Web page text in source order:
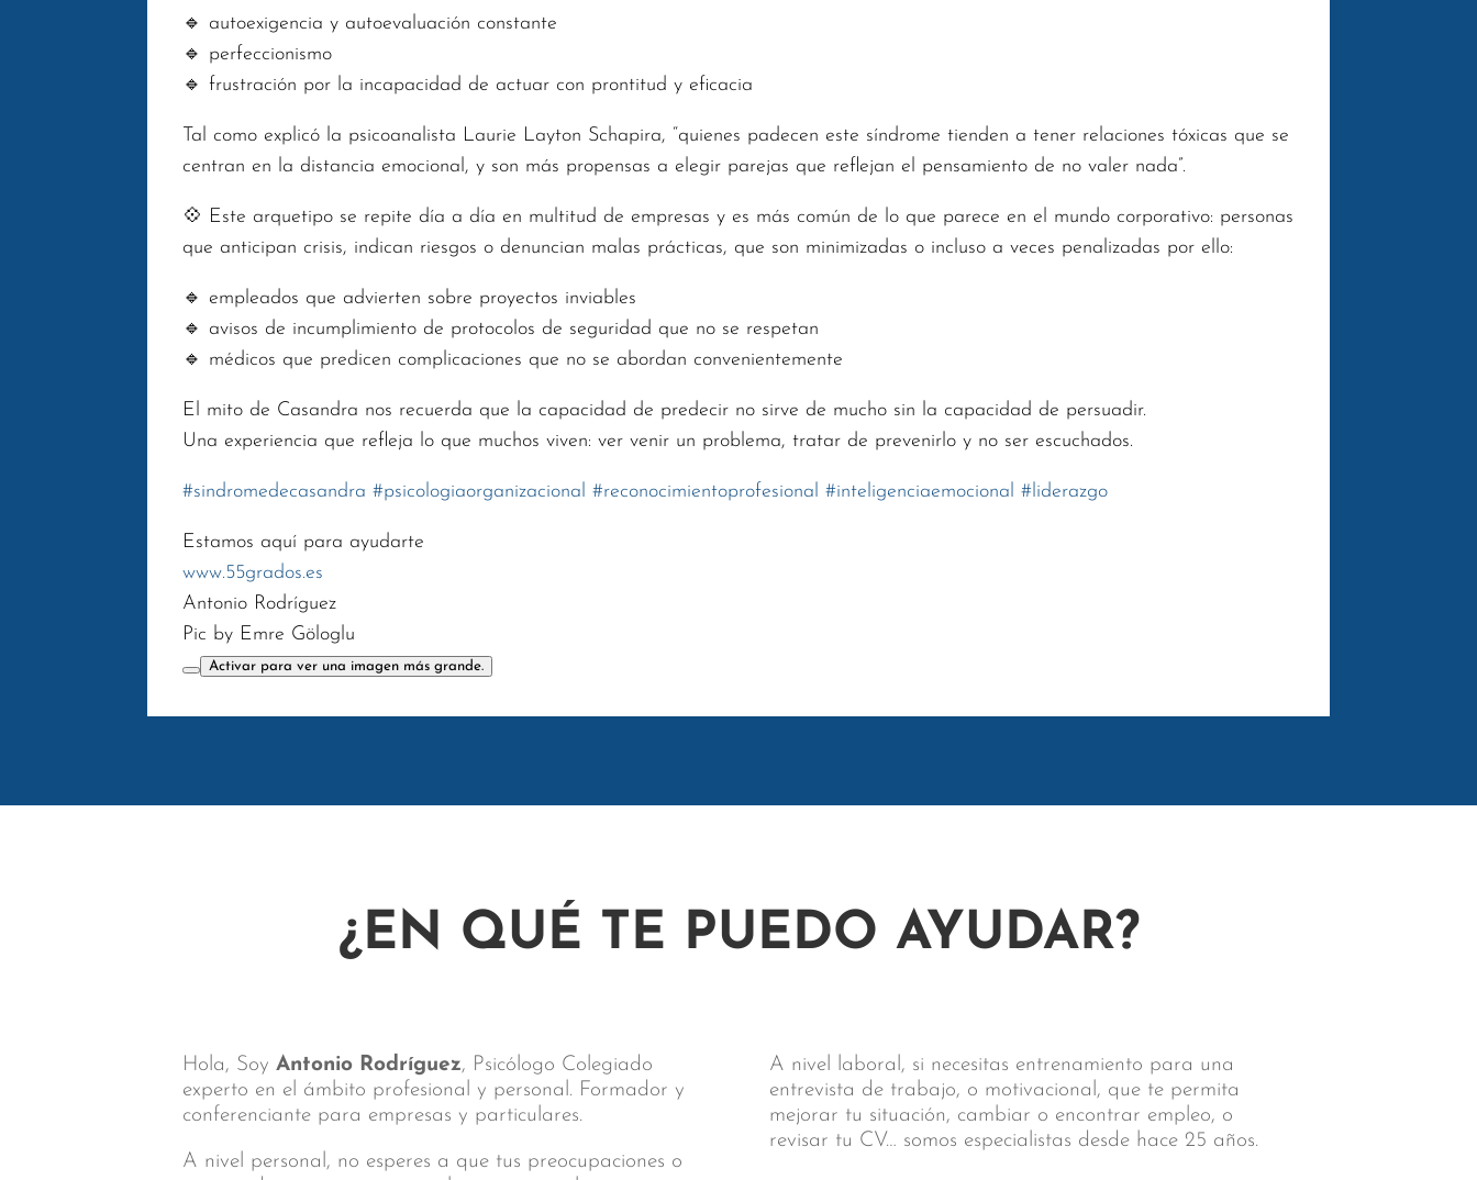
🔹 autoexigencia y autoevaluación constante
🔹 perfeccionismo
🔹 frustración por la incapacidad de actuar con prontitud y eficacia
Tal como explicó la psicoanalista Laurie Layton Schapira, “quienes padecen este síndrome tienden a tener relaciones tóxicas que se
centran en la distancia emocional, y son más propensas a elegir parejas que reflejan el pensamiento de no valer nada”.
💠 Este arquetipo se repite día a día en multitud de empresas y es más común de lo que parece en el mundo corporativo: personas
que anticipan crisis, indican riesgos o denuncian malas prácticas, que son minimizadas o incluso a veces penalizadas por ello:
🔹 empleados que advierten sobre proyectos inviables
🔹 avisos de incumplimiento de protocolos de seguridad que no se respetan
🔹 médicos que predicen complicaciones que no se abordan convenientemente
El mito de Casandra nos recuerda que la capacidad de predecir no sirve de mucho sin la capacidad de persuadir.
Una experiencia que refleja lo que muchos viven: ver venir un problema, tratar de prevenirlo y no ser escuchados.
#sindromedecasandra #psicologiaorganizacional #reconocimientoprofesional #inteligenciaemocional #liderazgo
Estamos aquí para ayudarte
www.55grados.es
Antonio Rodríguez
Pic by Emre Göloglu
Activar para ver una imagen más grande.
¿EN QUÉ TE PUEDO AYUDAR?
Hola, SoyAntonio Rodríguez, Psicólogo Colegiado
experto en el ámbito profesional y personal. Formador y
conferenciante para empresas y particulares.
A nivel personal, no esperes a que tus preocupaciones o
A nivel laboral, si necesitas entrenamiento para una
entrevista de trabajo, o motivacional, que te permita
mejorar tu situación, cambiar o encontrar empleo, o
revisar tu CV… somos especialistas desde hace 25 años.